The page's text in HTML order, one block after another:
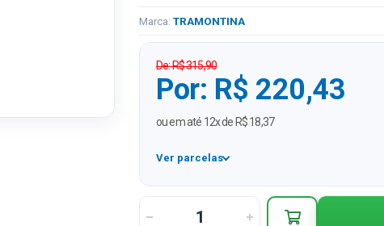
Marca: TRAMONTINA
De: R$ 315,90
Por: R$ 220,43
ou em até 12x de R$ 18,37
Ver parcelas
1x